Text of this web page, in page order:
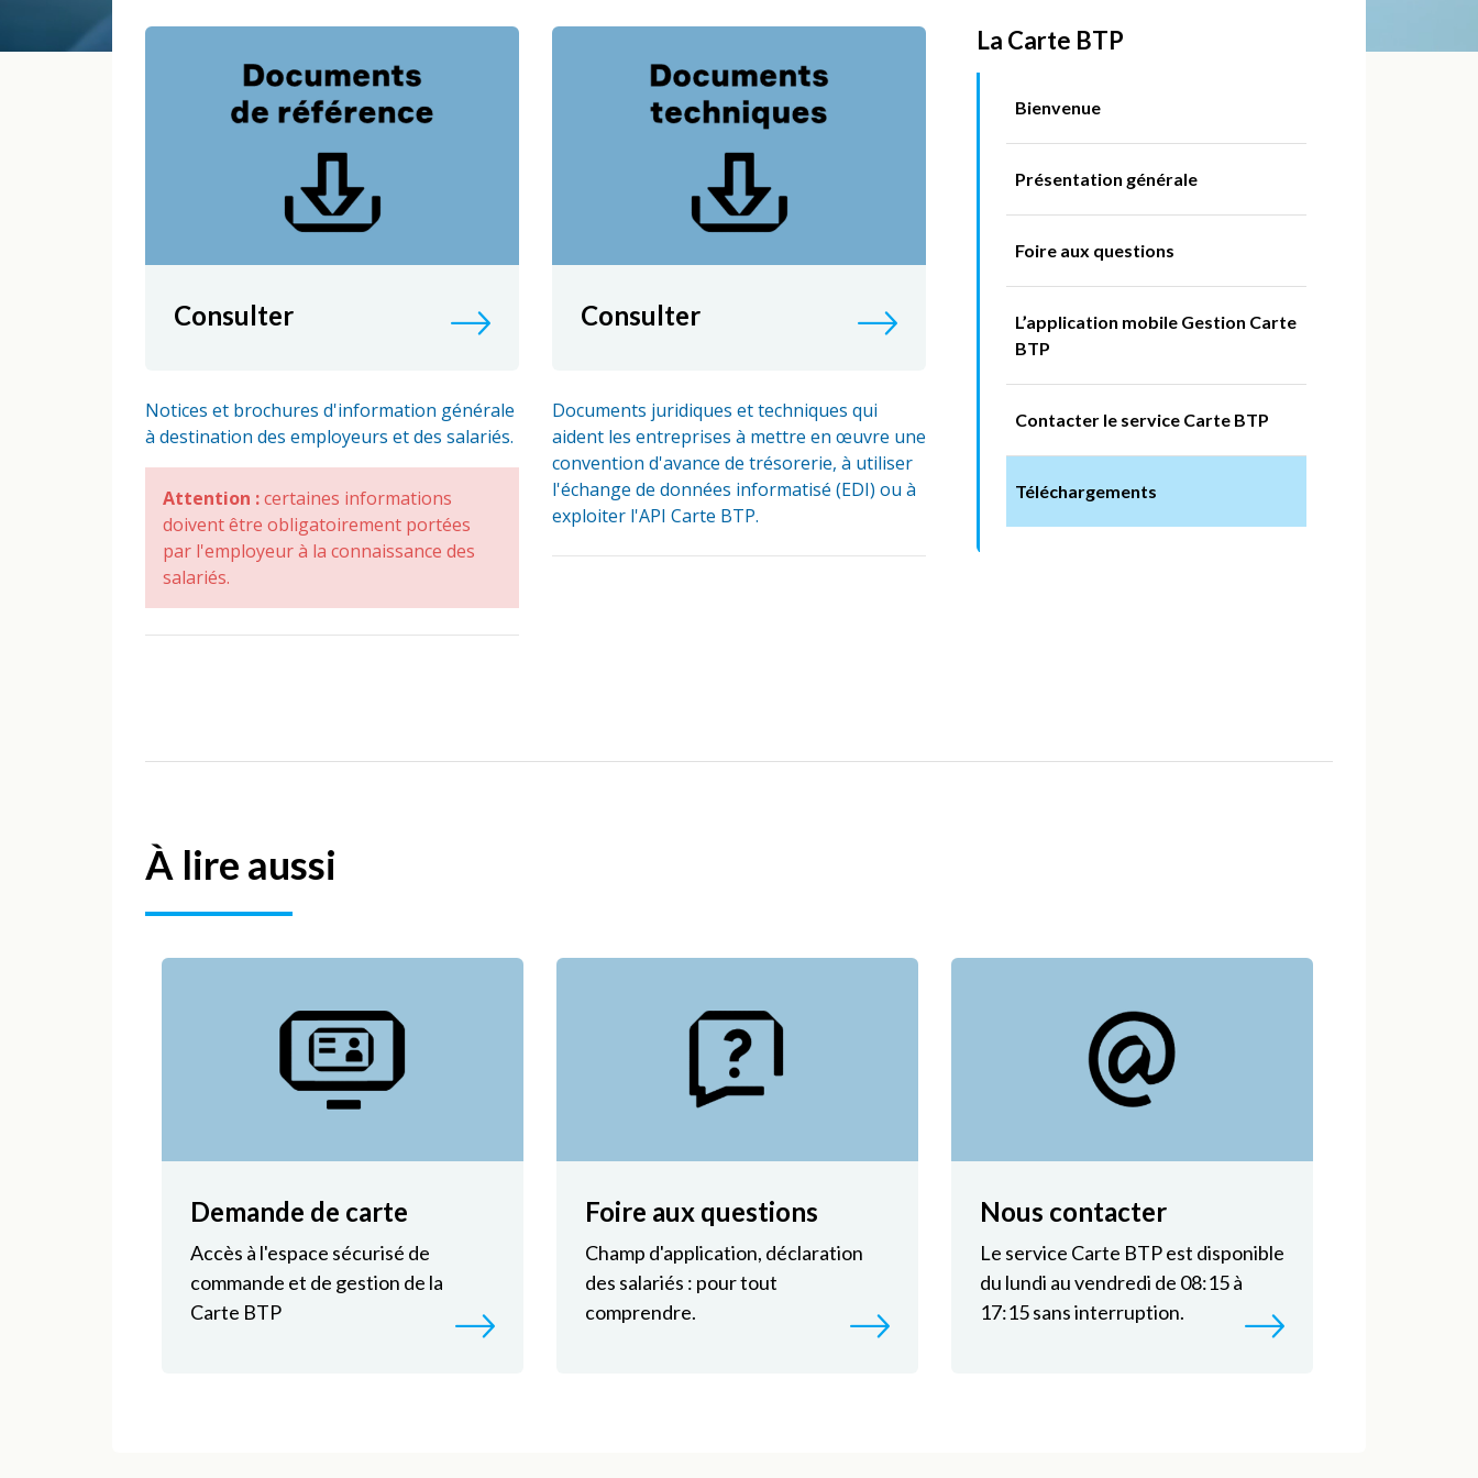
Consulter
Notices et brochures d'information générale
à destination des employeurs et des salariés.
Attention :certaines informations
doivent être obligatoirement portées
par l'employeur à la connaissance des
salariés.
Consulter
Documents juridiques et techniques qui
aident les entreprises à mettre en œuvre une
convention d'avance de trésorerie, à utiliser
l'échange de données informatisé (EDI) ou à
exploiter l'API Carte BTP.
La Carte BTP
Bienvenue
Présentation générale
Foire aux questions
L’application mobile Gestion Carte
BTP
Contacter le service Carte BTP
Téléchargements
À lire aussi
Demande de carte
Accès à l'espace sécurisé de
commande et de gestion de la
Carte BTP
Foire aux questions
Champ d'application, déclaration
des salariés : pour tout
comprendre.
Nous contacter
Le service Carte BTP est disponible
du lundi au vendredi de 08:15 à
17:15 sans interruption.